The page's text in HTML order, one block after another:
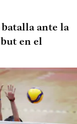
batalla ante la
en el